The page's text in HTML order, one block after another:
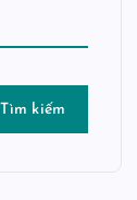
Tìm kiếm